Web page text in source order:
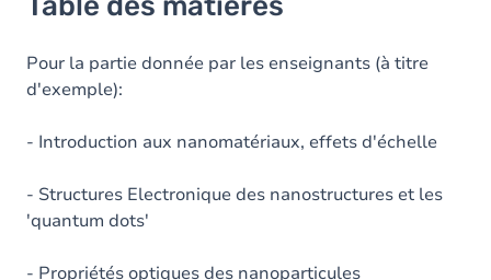
Pour la partie donnée par les enseignants (à titre
d'exemple):
- Introduction aux nanomatériaux, effets d'échelle
- Structures Electronique des nanostructures et les
'quantum dots'
- Propriétés optiques des nanoparticules